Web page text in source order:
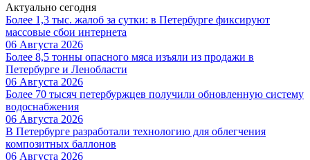
Актуально сегодня
Более 1,3 тыс. жалоб за сутки: в Петербурге фиксируют
массовые сбои интернета
06 Августа 2026
Более 8,5 тонны опасного мяса изъяли из продажи в
Петербурге и Ленобласти
06 Августа 2026
Более 70 тысяч петербуржцев получили обновленную систему
водоснабжения
06 Августа 2026
В Петербурге разработали технологию для облегчения
композитных баллонов
06 Августа 2026